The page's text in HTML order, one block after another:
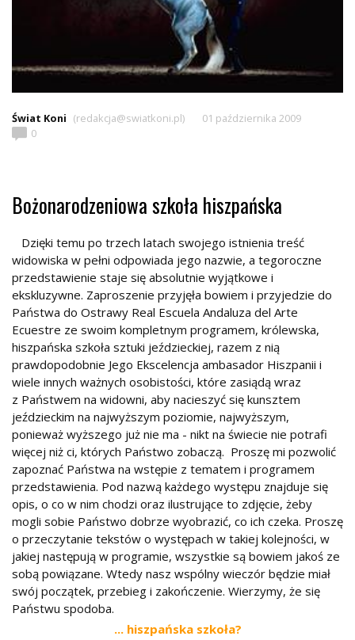
Świat Koni (redakcja@swiatkoni.pl)
01 października 2009
0
Bożonarodzeniowa szkoła hiszpańska
Dzięki temu po trzech latach swojego istnienia treść
widowiska w pełni odpowiada jego nazwie, a tegoroczne
przedstawienie staje się absolutnie wyjątkowe i
ekskluzywne. Zaproszenie przyjęła bowiem i przyjedzie do
Państwa do Ostrawy Real Escuela Andaluza del Arte
Ecuestre ze swoim kompletnym programem, królewska,
hiszpańska szkoła sztuki jeździeckiej, razem z nią
prawdopodobnie Jego Ekscelencja ambasador Hiszpanii i
wiele innych ważnych osobistości, które zasiądą wraz
z Państwem na widowni, aby nacieszyć się kunsztem
jeździeckim na najwyższym poziomie, najwyższym,
ponieważ wyższego już nie ma - nikt na świecie nie potrafi
więcej niż ci, których Państwo zobaczą. Proszę mi pozwolić
zapoznać Państwa na wstępie z tematem i programem
przedstawienia. Pod nazwą każdego występu znajduje się
opis, o co w nim chodzi oraz ilustrujące to zdjęcie, żeby
mogli sobie Państwo dobrze wyobrazić, co ich czeka. Proszę
o przeczytanie tekstów o występach w takiej kolejności, w
jakiej następują w programie, wszystkie są bowiem jakoś ze
sobą powiązane. Wtedy nasz wspólny wieczór będzie miał
swój początek, przebieg i zakończenie. Wierzymy, że się
Państwu spodoba.
... hiszpańska szkoła?